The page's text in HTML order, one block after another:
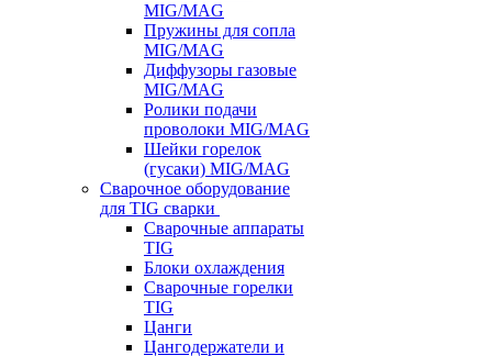
MIG/MAG
Пружины для сопла
MIG/MAG
Диффузоры газовые
MIG/MAG
Ролики подачи
проволоки MIG/MAG
Шейки горелок
(гусаки) MIG/MAG
Сварочное оборудование
для TIG сварки
Сварочные аппараты
TIG
Блоки охлаждения
Сварочные горелки
TIG
Цанги
Цангодержатели и